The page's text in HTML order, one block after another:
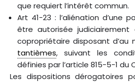
que requiert l’intérêt commun.
Art 41-23 : l’aliénation d’une
être autorisée judiciairement
copropriétaire disposant d’au
tantièmes, suivant les
définies par l’article 815-5-1 du
Les dispositions dérogatoires